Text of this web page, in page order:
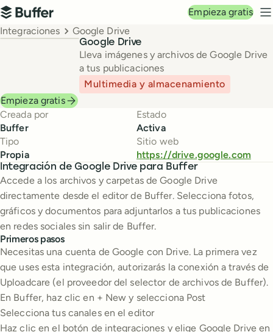
Navegación principal
Buffer
Empieza gratis
Breadcrumbs
Integraciones Google Drive
Google Drive
Lleva imágenes y archivos de Google Drive
a tus publicaciones
Multimedia y almacenamiento
Empieza gratis
Creada por
Buffer
Estado
Activa
Tipo
Propia
Sitio web
https://drive.google.com
Integración de Google Drive para Buffer
Accede a los archivos y carpetas de Google Drive
directamente desde el editor de Buffer. Selecciona fotos,
gráficos y documentos para adjuntarlos a tus publicaciones
en redes sociales sin salir de Buffer.
Primeros pasos
Necesitas una cuenta de Google con Drive. La primera vez
que uses esta integración, autorizarás la conexión a través de
Uploadcare (el proveedor del selector de archivos de Buffer).
En Buffer, haz clic en + New y selecciona Post
Selecciona tus canales en el editor
Haz clic en el botón de integraciones y elige Google Drive en